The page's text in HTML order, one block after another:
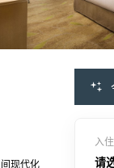
现代化
入
请